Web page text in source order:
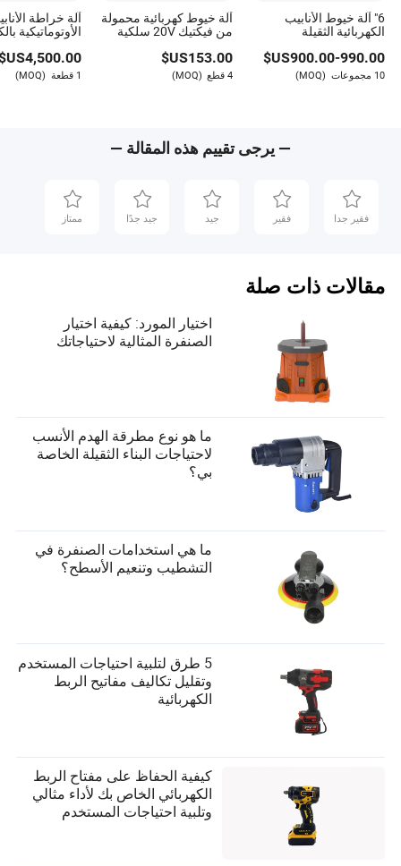
6" آلة خيوط الأنابيب
الكهربائية الثقيلة
2.1/2"-6" /Z3T-R6
US$900.00-990.00
10 مجموعات (MOQ)
آلة خيوط كهربائية محمولة
من فيكتيك 20V سلكية
قابلة للحمل لسحب
الأسلاك الكهربائية
US$153.00
4 قطع (MOQ)
الأوتوماتيكية
ميزات ذكية
US$4,500.00
1 قطعة (MOQ)
— يرجى تقييم هذه المقالة —
فقير جدا فقير جيد جيد جدًا ممتاز
مقالات ذات صلة
اختيار المورد: كيفية اختيار
الصنفرة المثالية لاحتياجاتك
ما هو نوع مطرقة الهدم الأنسب
لاحتياجات البناء الثقيلة الخاصة
بي؟
ما هي استخدامات الصنفرة في
التشطيب وتنعيم الأسطح؟
5 طرق لتلبية احتياجات المستخدم
وتقليل تكاليف مفاتيح الربط
الكهربائية
كيفية الحفاظ على مفتاح الربط
الكهربائي الخاص بك لأداء مثالي
وتلبية احتياجات المستخدم